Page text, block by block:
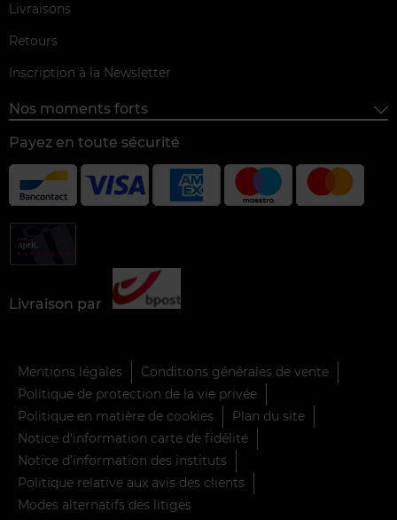
Livraisons
Retours
Inscription à la Newsletter
Nos moments forts
Payez en toute sécurité
Livraison par
Mentions légales
Conditions générales de vente
Politique de protection de la vie privée
Politique en matière de cookies
Plan du site
Notice d'information carte de fidélité
Notice d’information des instituts
Politique relative aux avis des clients
Modes alternatifs des litiges